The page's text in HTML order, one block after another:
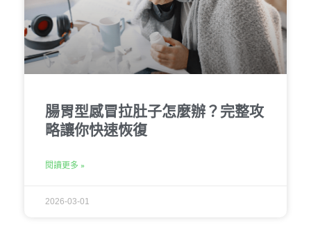
腸胃型感冒拉肚子怎麼辦？完整攻
略讓你快速恢復
閱讀更多 »
2026-03-01